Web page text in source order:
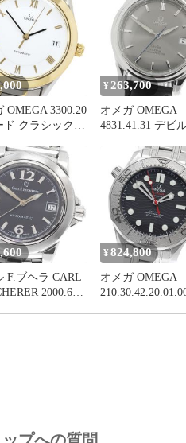
OMEGA 3300.20
ド クラシック
¥ 263,700
オメガ OMEGA
4831.41.31 デビル
動巻き メンズ
F.ブヘラ CARL
2000.620
¥ 824,800
オメガ OMEGA